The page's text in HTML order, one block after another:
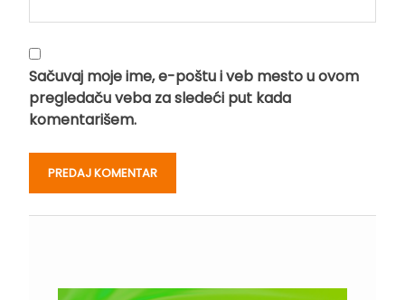
Sačuvaj moje ime, e-poštu i veb mesto u ovom
pregledaču veba za sledeći put kada
komentarišem.